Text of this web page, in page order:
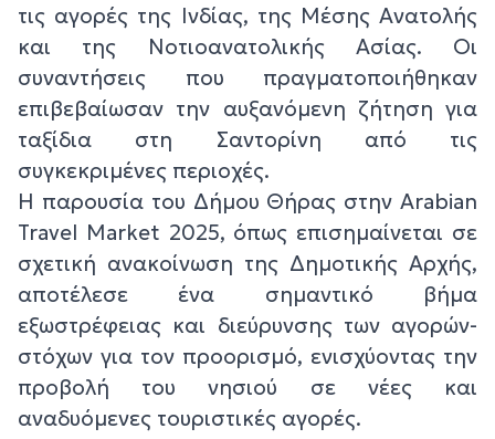
τις αγορές της Ινδίας, της Μέσης Ανατολής
και της Νοτιοανατολικής Ασίας. Οι
συναντήσεις που πραγματοποιήθηκαν
επιβεβαίωσαν την αυξανόμενη ζήτηση για
ταξίδια στη Σαντορίνη από τις
συγκεκριμένες περιοχές.
Η παρουσία του Δήμου Θήρας στην Arabian
Travel Market 2025, όπως επισημαίνεται σε
σχετική ανακοίνωση της Δημοτικής Αρχής,
αποτέλεσε ένα σημαντικό βήμα
εξωστρέφειας και διεύρυνσης των αγορών-
στόχων για τον προορισμό, ενισχύοντας την
προβολή του νησιού σε νέες και
αναδυόμενες τουριστικές αγορές.